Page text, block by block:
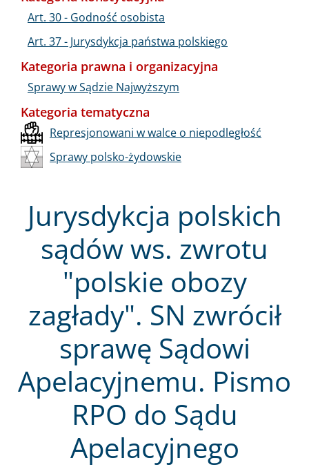
Jurysdykcja polskich
sądów ws. zwrotu
"polskie obozy
zagłady". SN zwrócił
sprawę Sądowi
Apelacyjnemu. Pismo
RPO do Sądu
Apelacyjnego
Art. 30 - Godność osobista
Art. 37 - Jurysdykcja państwa polskiego
Kategoria prawna i organizacyjna
Sprawy w Sądzie Najwyższym
Kategoria tematyczna
Represjonowani w walce o niepodległość
Sprawy polsko-żydowskie